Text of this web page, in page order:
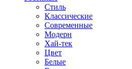
Стиль
Классические
Современные
Модерн
Хай-тек
Цвет
Белые